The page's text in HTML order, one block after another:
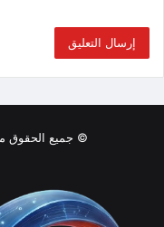
© جميع الحقوق محفوظة 2026,